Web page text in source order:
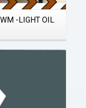
-LIGHT OIL